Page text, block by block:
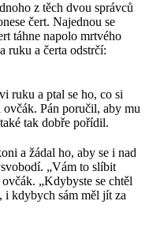
z těch dvou správců
čert. Najednou se
táhne napolo mrtvého
ruku a čerta odstrčí:
ruku a ptal se ho, co si
ovčák. Pán poručil, aby mu
tak dobře pořídil.
a žádal ho, aby se i nad
„Vám to slíbit
„Kdybyste se chtěl
i kdybych sám měl jít za